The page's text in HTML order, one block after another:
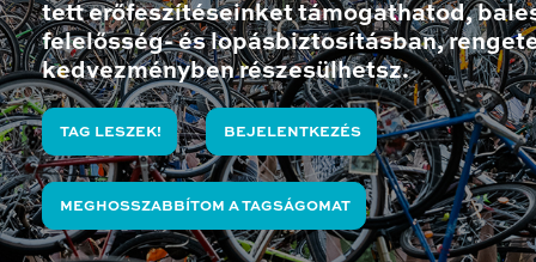
tett erőfeszítéseinket támogathatod,
felelősség- és lopásbiztosításban,
kedvezményben részesülhetsz.
TAG LESZEK! BEJELENTKEZÉS
MEGHOSSZABBÍTOM A TAGSÁGOMAT